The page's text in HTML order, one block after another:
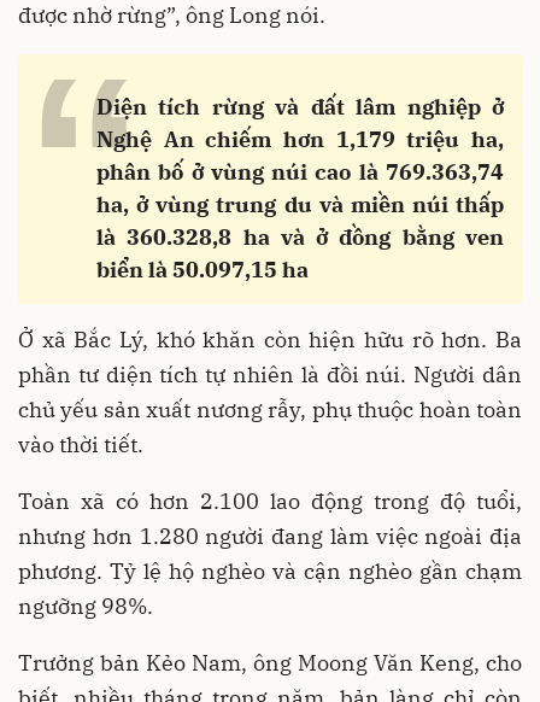
được nhờ rừng”, ông Long nói.
“Diện tích rừng và đất lâm nghiệp ở
Nghệ An chiếm hơn 1,179 triệu ha,
phân bố ở vùng núi cao là 769.363,74
ha, ở vùng trung du và miền núi thấp
là 360.328,8 ha và ở đồng bằng ven
biển là 50.097,15 ha
Ở xã Bắc Lý, khó khăn còn hiện hữu rõ hơn. Ba
phần tư diện tích tự nhiên là đồi núi. Người dân
chủ yếu sản xuất nương rẫy, phụ thuộc hoàn toàn
vào thời tiết.
Toàn xã có hơn 2.100 lao động trong độ tuổi,
nhưng hơn 1.280 người đang làm việc ngoài địa
phương. Tỷ lệ hộ nghèo và cận nghèo gần chạm
ngưỡng 98%.
Trưởng bản Kẻo Nam, ông Moong Văn Keng, cho